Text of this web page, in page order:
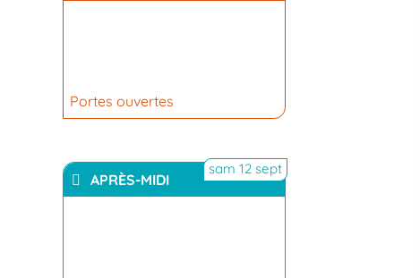
Portes ouvertes
APRÈS-MIDI
sam 12 sept